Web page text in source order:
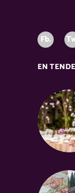
Fb.
EN